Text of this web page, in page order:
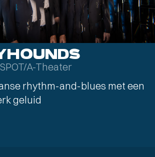
SPOT/A-Theater
rhythm-and-blues met een
geluid